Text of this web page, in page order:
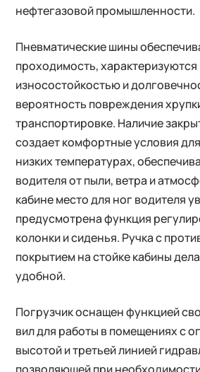
нефтегазовой промышленности.
Пневматические шины
проходимость, характеризуются
износостойкостью и
вероятность повреждения
транспортировке. Наличие
создает комфортные условия
низких температурах,
водителя от пыли, ветра и
кабине место для ног водителя
предусмотрена функция
колонки и сиденья. Ручка с
покрытием на стойке кабины
удобной.
Погрузчик оснащен функцией
вил для работы в помещениях с
высотой и третьей линией